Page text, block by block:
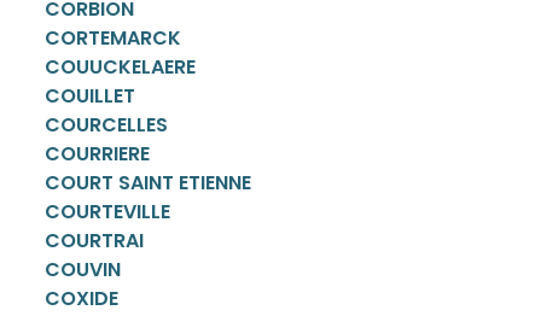
CORBION
CORTEMARCK
COUUCKELAERE
COUILLET
COURCELLES
COURRIERE
COURT SAINT ETIENNE
COURTEVILLE
COURTRAI
COUVIN
COXIDE